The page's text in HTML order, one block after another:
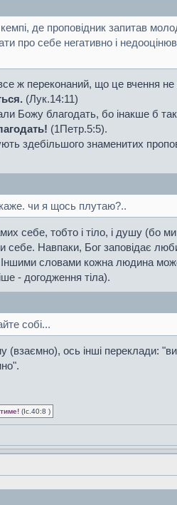
де проповідник запитав
про себе негативно і
ж переконаний, що це вчення не
(Лук.14:11)
Божу благодать, бо інакше б
(1Петр.5:5).
здебільшого знаменитих
чи я щось плутаю?..
себе, тобто і тіло, і душу (бо
Навпаки, Бог заповідає
словами кожна людина
- догодження тіла).
собі...
ось інші переклади:
(Іс.40:8 )